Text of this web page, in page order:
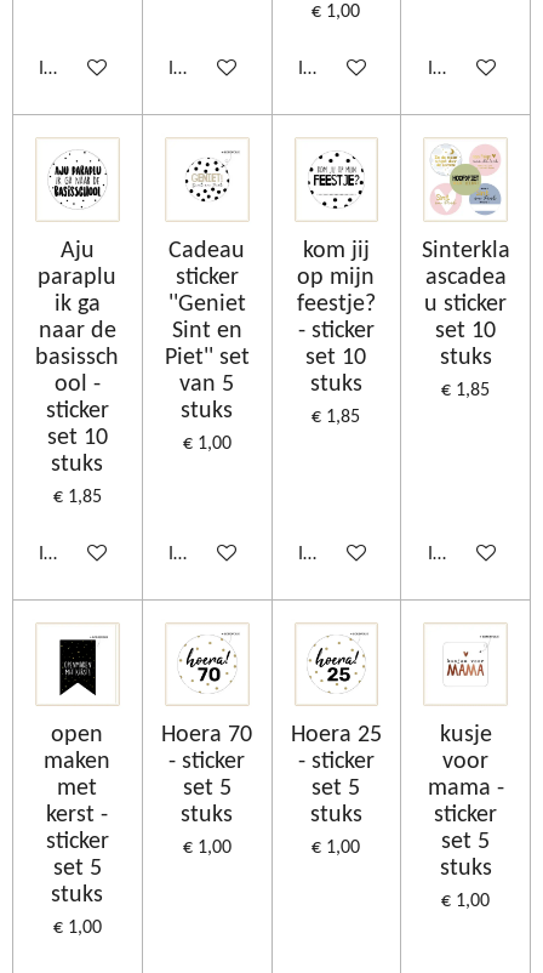
In winkelwagen In winkelwagen
€ 1,00
In winkelwagen In
Aju
paraplu
ik ga
naar de
basissch
ool -
sticker
set 10
stuks
€ 1,85
In winkelwagen
Cadeau
sticker
''Geniet
Sint en
Piet'' set
van 5
stuks
€ 1,00
In winkelwagen
kom jij
op mijn
feestje?
- sticker
set 10
stuks
€ 1,85
In winkelwagen
Sinterkla
ascadea
u sticker
set 10
stuks
€ 1,85
In
open
maken
met
kerst -
sticker
set 5
stuks
€ 1,00
Hoera 70
- sticker
set 5
stuks
€ 1,00
Hoera 25
- sticker
set 5
stuks
€ 1,00
kusje
voor
mama -
sticker
set 5
stuks
€ 1,00